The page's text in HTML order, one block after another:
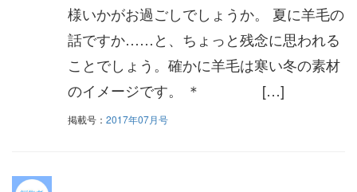
様いかがお過ごしでしょうか。 夏に羊毛の
話ですか……と、ちょっと残念に思われる
ことでしょう。確かに羊毛は寒い冬の素材
のイメージです。 ＊ […]
掲載号： 2017年07月号